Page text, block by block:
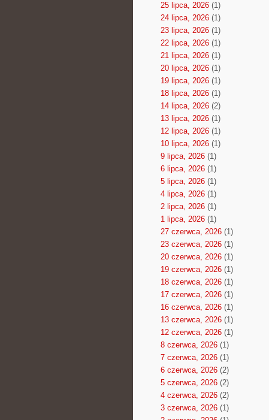
25 lipca, 2026(1)
24 lipca, 2026(1)
23 lipca, 2026(1)
22 lipca, 2026(1)
21 lipca, 2026(1)
20 lipca, 2026(1)
19 lipca, 2026(1)
18 lipca, 2026(1)
14 lipca, 2026(2)
13 lipca, 2026(1)
12 lipca, 2026(1)
10 lipca, 2026(1)
9 lipca, 2026(1)
6 lipca, 2026(1)
5 lipca, 2026(1)
4 lipca, 2026(1)
2 lipca, 2026(1)
1 lipca, 2026(1)
27 czerwca, 2026(1)
23 czerwca, 2026(1)
20 czerwca, 2026(1)
19 czerwca, 2026(1)
18 czerwca, 2026(1)
17 czerwca, 2026(1)
16 czerwca, 2026(1)
13 czerwca, 2026(1)
12 czerwca, 2026(1)
8 czerwca, 2026(1)
7 czerwca, 2026(1)
6 czerwca, 2026(2)
5 czerwca, 2026(2)
4 czerwca, 2026(2)
3 czerwca, 2026(1)